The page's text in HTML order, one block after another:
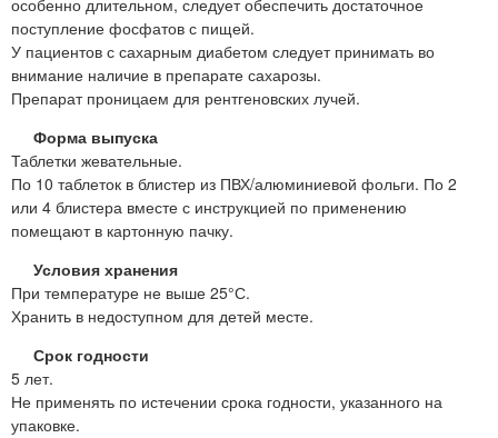
особенно длительном, следует обеспечить достаточное
поступление фосфатов с пищей.
У пациентов с сахарным диабетом следует принимать во
внимание наличие в препарате сахарозы.
Препарат проницаем для рентгеновских лучей.
Форма выпуска
Таблетки жевательные.
По 10 таблеток в блистер из ПВХ/алюминиевой фольги. По 2
или 4 блистера вместе с инструкцией по применению
помещают в картонную пачку.
Условия хранения
При температуре не выше 25°С.
Хранить в недоступном для детей месте.
Срок годности
5 лет.
Не применять по истечении срока годности, указанного на
упаковке.